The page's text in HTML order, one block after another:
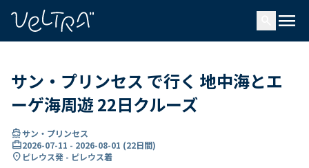
menu
サン・プリンセス で行く 地中海とエ
ーゲ海周遊 22日クルーズ
directions_boatサン・プリンセス
card_travel2026-07-11 - 2026-08-01 (22日間)
location_on ピレウス発 - ピレウス着